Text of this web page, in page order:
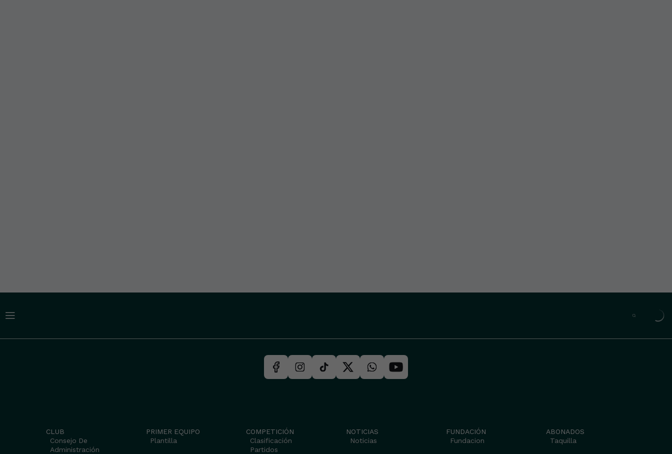
CLUB
Consejo De
Administración
PRIMER EQUIPO
Plantilla
COMPETICIÓN
Clasificación
Partidos
NOTICIAS
Noticias
FUNDACIÓN
Fundacion
ABONADOS
Taquilla